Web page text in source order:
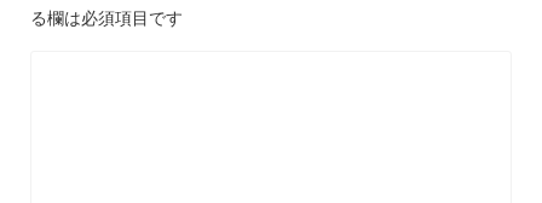
る欄は必須項目です